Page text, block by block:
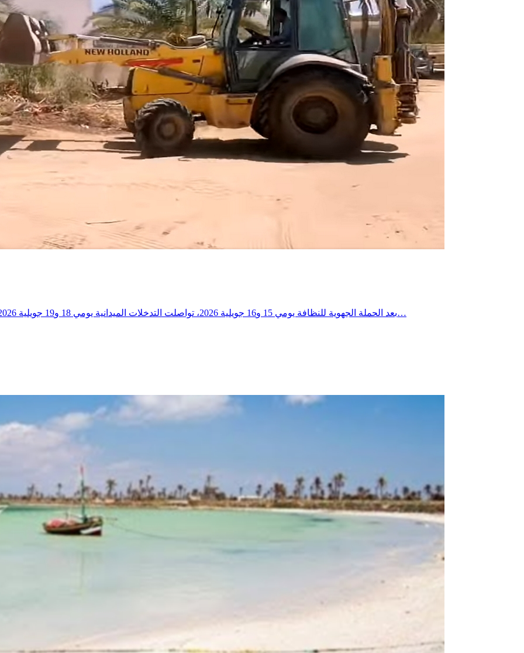
بعد الحملة الجهوية للنظافة يومي 15 و16 جويلية 2026، تواصلت التدخلات الميدانية يومي 18 و19 جويلية 2026 ببلدية العوابد الخزانات، حيث شملت العمادات الثلاث، وذلك في إطار…